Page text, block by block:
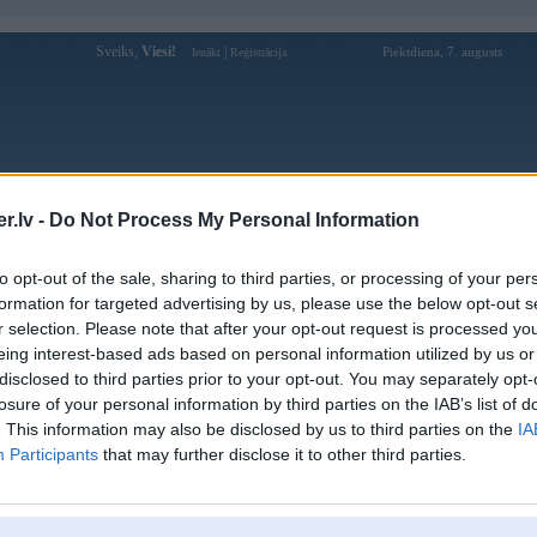
- Do Not Process My Personal Information
opt-out of the sale, sharing to third parties, or processing of your
for targeted advertising by us, please use the below opt-out
selection. Please note that after your opt-out request is processed
interest-based ads based on personal information utilized by us
to third parties prior to your opt-out. You may separately
of your personal information by third parties on the IAB’s list of
This information may also be disclosed by us to third parties on the
Participants that may further disclose it to other third parties.
Sveiks, Viesi! Ienākt Reģistrācija Piektdiena, 7. augusts
Forums Galerijas Reģistrācija Lietotāji
Lietotāja go99mobile profils
Lietotājvārds:
go99mobile
Ziņojumi forumā:
0
Pēdējie ziņojumi forumā